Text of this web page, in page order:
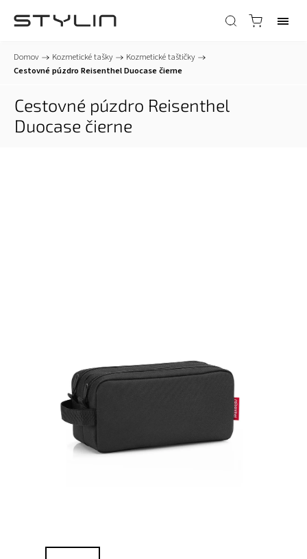
Domov / Kozmetické tašky / Kozmetické taštičky /
Cestovné púzdro Reisenthel Duocase čierne
Cestovné púzdro Reisenthel
Duocase čierne